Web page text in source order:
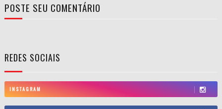
POSTE SEU COMENTÁRIO
REDES SOCIAIS
INSTAGRAM